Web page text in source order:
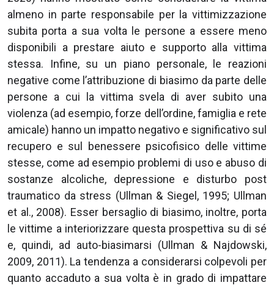
almeno in parte responsabile per la vittimizzazione
subita porta a sua volta le persone a essere meno
disponibili a prestare aiuto e supporto alla vittima
stessa. Infine, su un piano personale, le reazioni
negative come l’attribuzione di biasimo da parte delle
persone a cui la vittima svela di aver subito una
violenza (ad esempio, forze dell’ordine, famiglia e rete
amicale) hanno un impatto negativo e significativo sul
recupero e sul benessere psicofisico delle vittime
stesse, come ad esempio problemi di uso e abuso di
sostanze alcoliche, depressione e disturbo post
traumatico da stress (Ullman & Siegel, 1995; Ullman
et al., 2008). Esser bersaglio di biasimo, inoltre, porta
le vittime a interiorizzare questa prospettiva su di sé
e, quindi, ad auto-biasimarsi (Ullman & Najdowski,
2009, 2011). La tendenza a considerarsi colpevoli per
quanto accaduto a sua volta è in grado di impattare